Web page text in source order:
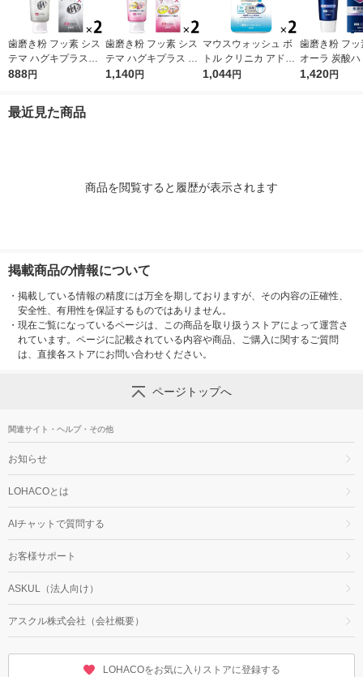
歯磨き粉 フッ素 シス
テマ ハグキプラスW
ホワイトニング ハミ
セット（2本） ライオ
888円
歯磨き粉 フッ素 シス
テマ ハグキプラス ハ
ミガキ 組織修復成分
1,140円
マウスウォッシュ ボ
トル クリニカ アドバ
ンテージ デンタルリ
1,044円
歯磨き粉 フッ
オーラ 炭酸
95g クリスタ
1,420円
最近見た商品
商品を閲覧すると履歴が表示されます
掲載商品の情報について
・ 掲載している情報の精度には万全を期しておりますが、その内容の正確性、
安全性、有用性を保証するものではありません。
・ 現在ご覧になっているページは、この商品を取り扱うストアによって運営さ
れています。ページに記載されている内容や商品、ご購入に関するご質問
は、直接各ストアにお問い合わせください。
ページトップへ
関連サイト・ヘルプ・その他
お知らせ
LOHACOとは
AIチャットで質問する
お客様サポート
ASKUL（法人向け）
アスクル株式会社（会社概要）
LOHACOをお気に入りストアに登録する